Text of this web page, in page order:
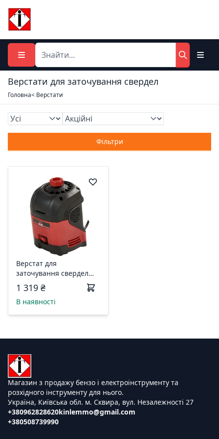
Верстати для заточування свердел
Головна< Верстати
Фільтри
Верстат для
заточування свердел
Vitals Ua 9516JH 56589
1 319 ₴
В наявності
Магазин з продажу бензо і електроінструменту та
розхідного інструменту для нього.
Україна, Київська обл. м. Сквира, вул. Незалежності 27
+380962828620
+380508739990
kinlemmo@gmail.com